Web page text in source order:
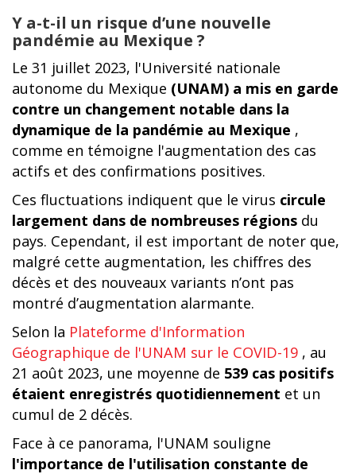
Y a-t-il un risque d’une nouvelle
pandémie au Mexique ?
Le 31 juillet 2023, l'Université nationale
autonome du Mexique (UNAM) a mis en garde
contre un changement notable dans la
dynamique de la pandémie au Mexique ,
comme en témoigne l'augmentation des cas
actifs et des confirmations positives.
Ces fluctuations indiquent que le virus circule
largement dans de nombreuses régions du
pays. Cependant, il est important de noter que,
malgré cette augmentation, les chiffres des
décès et des nouveaux variants n’ont pas
montré d’augmentation alarmante.
Selon la Plateforme d'Information
Géographique de l'UNAM sur le COVID-19 , au
21 août 2023, une moyenne de 539 cas positifs
étaient enregistrés quotidiennement et un
cumul de 2 décès.
Face à ce panorama, l'UNAM souligne
l'importance de l'utilisation constante de